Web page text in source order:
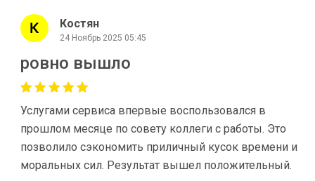
Костян
24 Ноябрь 2025 05:45
ровно вышло
Услугами сервиса впервые воспользовался в
прошлом месяце по совету коллеги с работы. Это
позволило сэкономить приличный кусок времени и
моральных сил. Результат вышел положительный.